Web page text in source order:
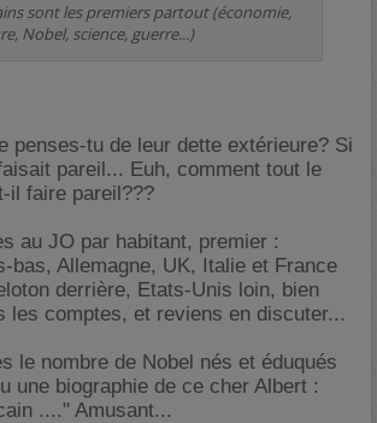
sont les premiers partout (économie,
Nobel, science, guerre...)
penses-tu de leur dette extérieure? Si
pareil... Euh, comment tout le
il faire pareil???
au JO par habitant, premier :
bas, Allemagne, UK, Italie et France
derrière, Etats-Unis loin, bien
les comptes, et reviens en discuter...
le nombre de Nobel nés et éduqués
une biographie de ce cher Albert :
...." Amusant...